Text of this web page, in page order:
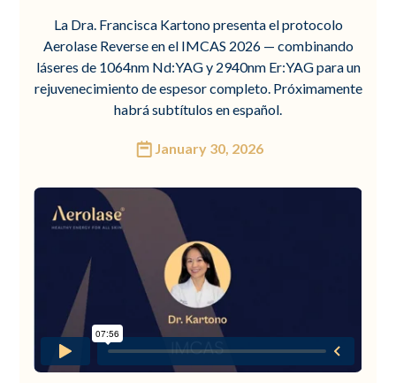
La Dra. Francisca Kartono presenta el protocolo
Aerolase Reverse en el IMCAS 2026 — combinando
láseres de 1064nm Nd:YAG y 2940nm Er:YAG para un
rejuvenecimiento de espesor completo. Próximamente
habrá subtítulos en español.
January 30, 2026